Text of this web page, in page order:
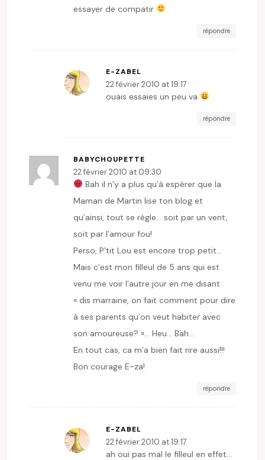
essayer de compatir
répondre
E-ZABEL
22 février 2010 at 19:17
ouais essaies un peu va
répondre
BABYCHOUPETTE
22 février 2010 at 09:30
Bah il n’y a plus qu’à espérer que la
Maman de Martin lise ton blog et
qu’ainsi, tout se règle… soit par un vent,
soit par l’amour fou!
Perso, P’tit Lou est encore trop petit…
Mais c’est mon filleul de 5 ans qui est
venu me voir l’autre jour en me disant
« dis marraine, on fait comment pour dire
à ses parents qu’on veut habiter avec
son amoureuse? »… Heu… Bah…
En tout cas, ca m’a bien fait rire aussi!!!
Bon courage E-za!
répondre
E-ZABEL
22 février 2010 at 19:17
ah oui pas mal le filleul en effet…